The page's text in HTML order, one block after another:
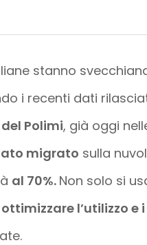
stanno
i recenti dati
Polimi, già oggi
migrato sulla
al 70%. Non solo si
ottimizzare l’utilizzo e